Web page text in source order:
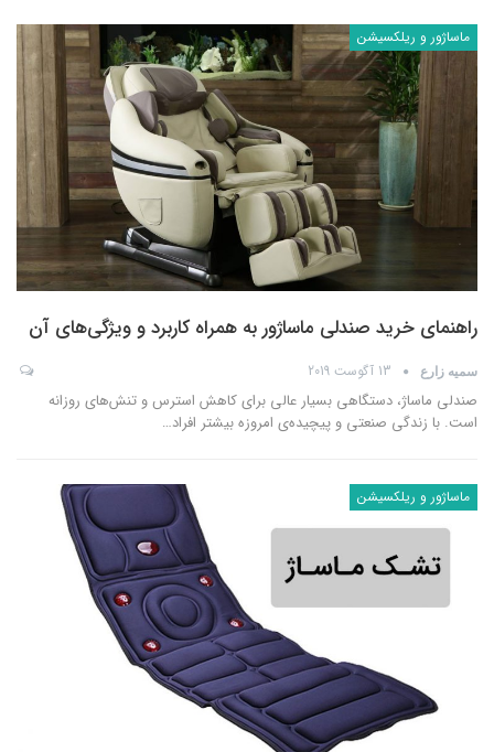
ماساژور و ریلکسیشن
راهنمای خرید صندلی ماساژور به همراه کاربرد و ویژگی‌های آن
سمیه زارع 13 آگوست 2019
صندلی ماساژ، دستگاهی بسیار عالی برای کاهش استرس و تنش‌های روزانه
است. با زندگی صنعتی و پیچیده‌ی امروزه بیشتر افراد…
ماساژور و ریلکسیشن